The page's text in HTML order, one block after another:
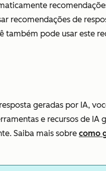
recomendações de
também pode usar este
geradas por IA,
e recursos de IA
. Saiba mais sobre como